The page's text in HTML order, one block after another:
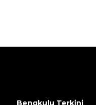
Bengkulu Terkini